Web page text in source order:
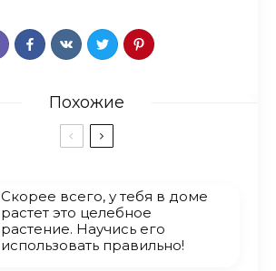
Похожие
Скорее всего, у тебя в доме
растет это целебное
растение. Научись его
использовать правильно!